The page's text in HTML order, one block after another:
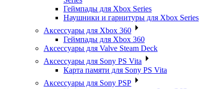
Геймпады для Xbox Series
Наушники и гарнитуры для Xbox Series
Аксессуары для Xbox 360
Геймпады для Xbox 360
Аксессуары для Valve Steam Deck
Аксессуары для Sony PS Vita
Карта памяти для Sony PS Vita
Аксессуары для Sony PSP